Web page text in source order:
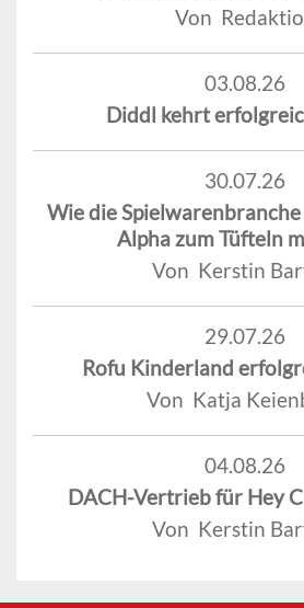
Von
03.08.26
Diddl kehrt
30.07.26
Wie die
Alpha zum Tüfteln
Von Kerstin
29.07.26
Rofu Kinderland
Von Katja
04.08.26
DACH-Vertrieb für Hey
Von Kerstin